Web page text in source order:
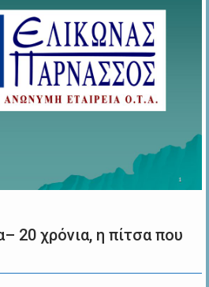
20 χρόνια, η πίτσα που